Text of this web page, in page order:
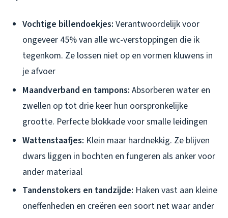
Vochtige billendoekjes: Verantwoordelijk voor
ongeveer 45% van alle wc-verstoppingen die ik
tegenkom. Ze lossen niet op en vormen kluwens in
je afvoer
Maandverband en tampons: Absorberen water en
zwellen op tot drie keer hun oorspronkelijke
grootte. Perfecte blokkade voor smalle leidingen
Wattenstaafjes: Klein maar hardnekkig. Ze blijven
dwars liggen in bochten en fungeren als anker voor
ander materiaal
Tandenstokers en tandzijde: Haken vast aan kleine
oneffenheden en creëren een soort net waar ander